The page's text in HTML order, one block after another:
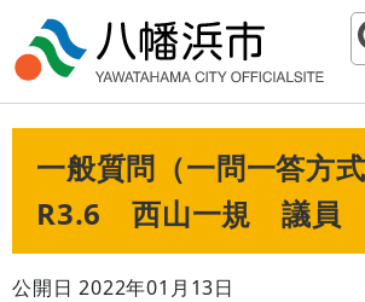
一般質問（一問一答方
R3.6 西山一規 議員
公開日 2022年01月13日